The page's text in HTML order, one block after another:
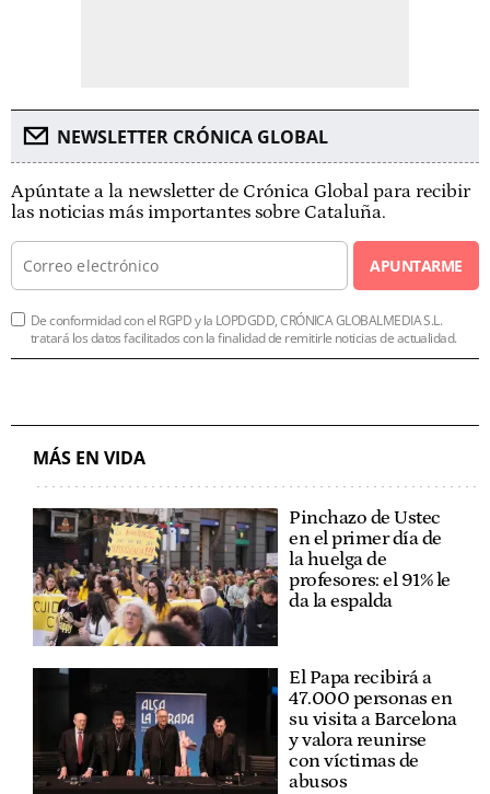
NEWSLETTER CRÓNICA GLOBAL
Apúntate a la newsletter de Crónica Global para recibir
las noticias más importantes sobre Cataluña.
APUNTARME
De conformidad con el RGPD y la LOPDGDD, CRÓNICA GLOBALMEDIA S.L.
tratará los datos facilitados con la finalidad de remitirle noticias de actualidad.
MÁS EN VIDA
Pinchazo de Ustec
en el primer día de
la huelga de
profesores: el 91% le
da la espalda
El Papa recibirá a
47.000 personas en
su visita a Barcelona
y valora reunirse
con víctimas de
abusos